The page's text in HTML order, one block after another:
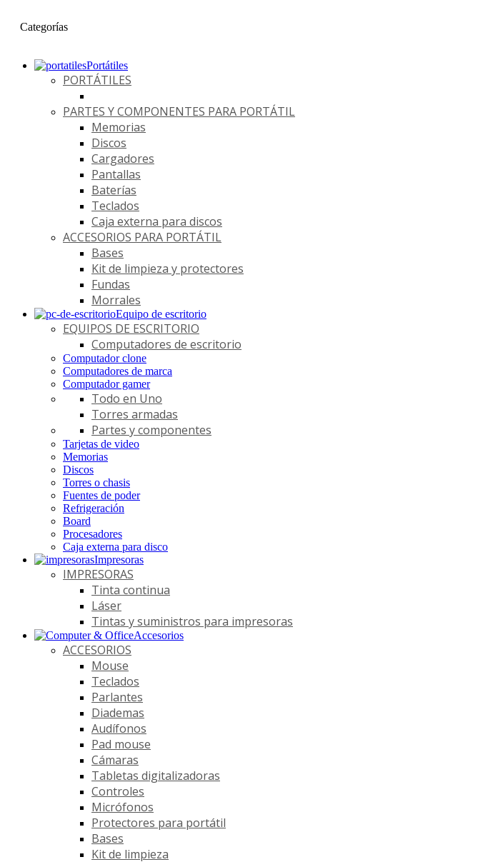
Categorías
Portátiles
PORTÁTILES
PARTES Y COMPONENTES PARA PORTÁTIL
Memorias
Discos
Cargadores
Pantallas
Baterías
Teclados
Caja externa para discos
ACCESORIOS PARA PORTÁTIL
Bases
Kit de limpieza y protectores
Fundas
Morrales
Equipo de escritorio
EQUIPOS DE ESCRITORIO
Computadores de escritorio
Computador clone
Computadores de marca
Computador gamer
Todo en Uno
Torres armadas
Partes y componentes
Tarjetas de video
Memorias
Discos
Torres o chasis
Fuentes de poder
Refrigeración
Board
Procesadores
Caja externa para disco
Impresoras
IMPRESORAS
Tinta continua
Láser
Tintas y suministros para impresoras
Accesorios
ACCESORIOS
Mouse
Teclados
Parlantes
Diademas
Audífonos
Pad mouse
Cámaras
Tabletas digitalizadoras
Controles
Micrófonos
Protectores para portátil
Bases
Kit de limpieza